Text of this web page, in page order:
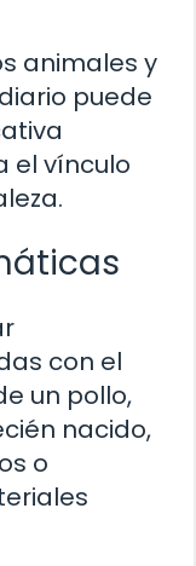
animales y
puede
el vínculo
con el
un pollo,
nacido,
o